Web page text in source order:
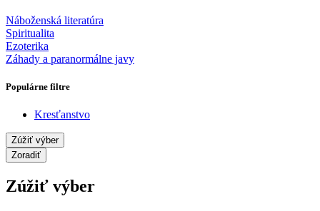
Náboženská literatúra
Spiritualita
Ezoterika
Záhady a paranormálne javy
Populárne filtre
Kresťanstvo
Zúžiť výber
Zoradiť
Zúžiť výber